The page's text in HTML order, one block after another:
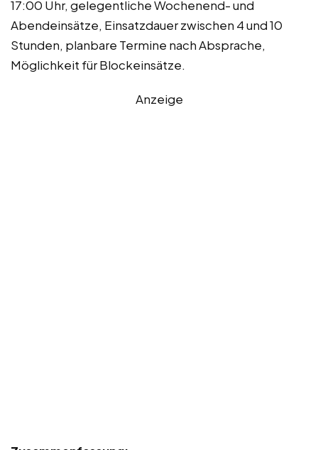
17:00 Uhr, gelegentliche Wochenend- und
Abendeinsätze, Einsatzdauer zwischen 4 und 10
Stunden, planbare Termine nach Absprache,
Möglichkeit für Blockeinsätze.
Anzeige